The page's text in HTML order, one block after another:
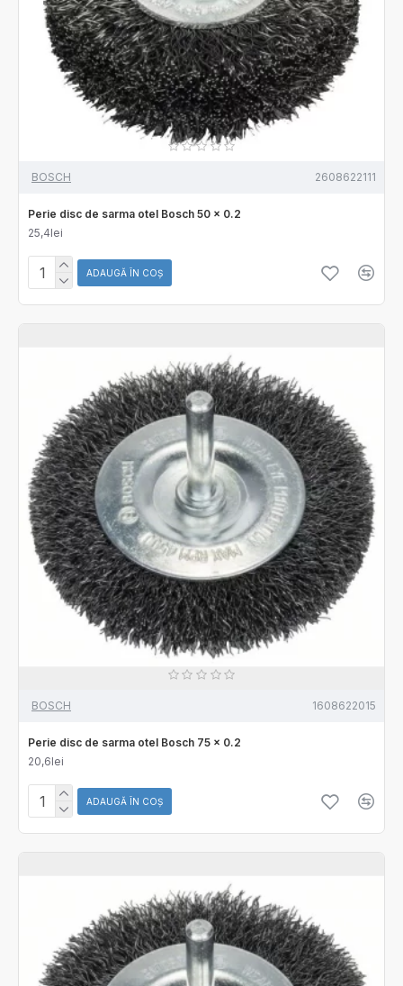
BOSCH 2608622111
Perie disc de sarma otel Bosch 50 x 0.2
25,4lei
ADAUGĂ ÎN COŞ
BOSCH 1608622015
Perie disc de sarma otel Bosch 75 x 0.2
20,6lei
ADAUGĂ ÎN COŞ